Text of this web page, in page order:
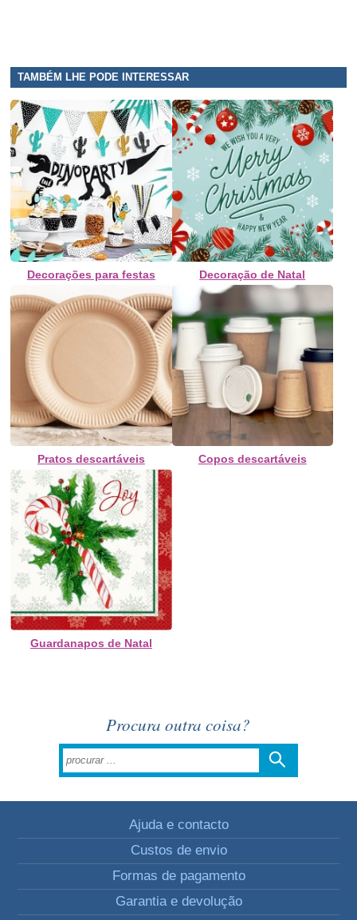
TAMBÉM LHE PODE INTERESSAR
Decorações para festas Decoração de Natal
Pratos descartáveis Copos descartáveis
Guardanapos de Natal
Procura outra coisa?
Ajuda e contacto
Custos de envio
Formas de pagamento
Garantia e devolução